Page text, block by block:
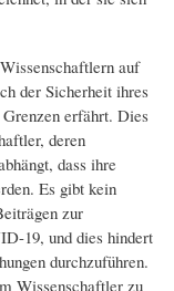
auf
der Sicherheit ihres
erfährt. Dies
deren
dass ihre
Es gibt kein
zur
19, und dies hindert
durchzuführen.
Wissenschaftler zu